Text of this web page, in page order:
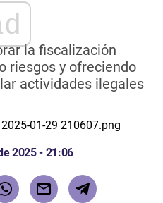
la fiscalización
riesgos y ofreciendo
actividades ilegales
2025 - 21:06